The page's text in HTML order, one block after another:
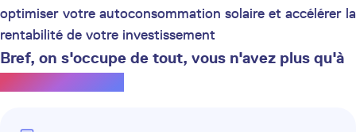
optimiser votre autoconsommation solaire et accélérer la
rentabilité de votre investissement
Bref, on s'occupe de tout, vous n'avez plus qu'à
profiter du soleil.